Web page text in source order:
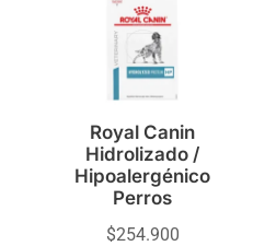
Royal Canin
Hidrolizado /
Hipoalergénico
Perros
$254.900